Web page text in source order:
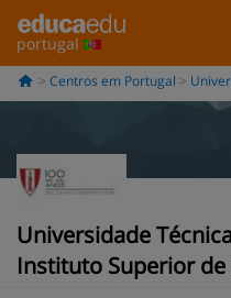
portugal
Centros em Portugal
Universidade
Instituto Superior
Informação